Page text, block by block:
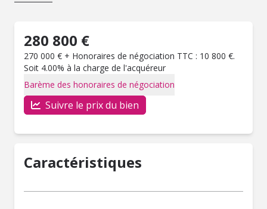
280 800 €
270 000 € + Honoraires de négociation TTC : 10 800 €.
Soit 4.00% à la charge de l'acquéreur
Barème des honoraires de négociation
Suivre le prix du bien
Caractéristiques